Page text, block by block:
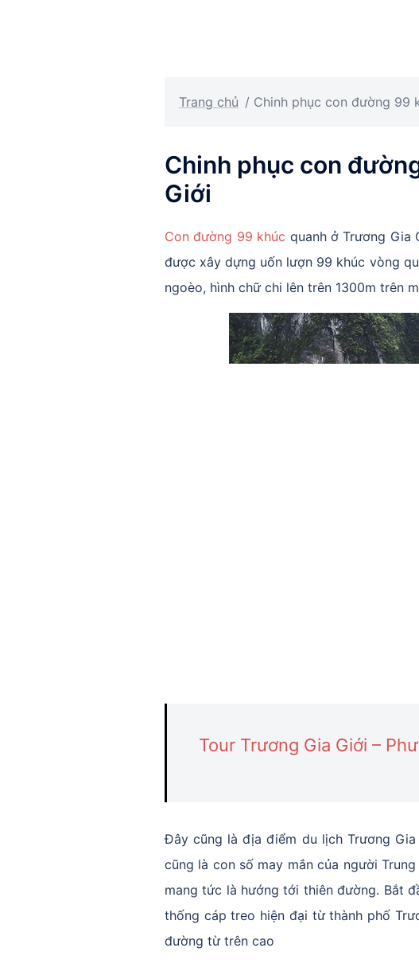
Trang chủ / Chinh phục con đường 99
Chinh phục con
Giới
Con đường 99 khúc quanh ở Trương Gia
được xây dựng uốn lượn 99 khúc vòng
ngoèo, hình chữ chi lên trên 1300m trên
Tour Trương Gia Giới –
Đây cũng là địa điểm du lịch Trương
cũng là con số may mắn của người
mang tức là hướng tới thiên đường. Bắt
thống cáp treo hiện đại từ thành phố
đường từ trên cao